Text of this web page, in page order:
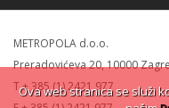
METROPOLA d.o.o.
Preradovićeva 20, 10000
T + 385 (1) 2421 977
Ova web stranica se služi